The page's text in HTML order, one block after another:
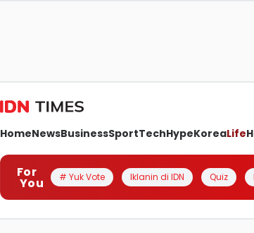
HomeNewsBusinessSportTechHypeKoreaLife
For
You # Yuk Vote Iklanin di IDN Quiz